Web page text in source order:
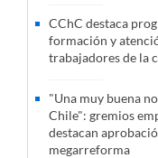
CChC destaca
formación y
trabajadores de la
"Una muy buena
Chile": gremios
destacan
megarreforma